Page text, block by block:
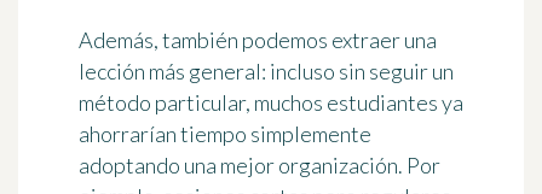
Además, también podemos extraer una
lección más general: incluso sin seguir un
método particular, muchos estudiantes ya
ahorrarían tiempo simplemente
adoptando una mejor organización. Por